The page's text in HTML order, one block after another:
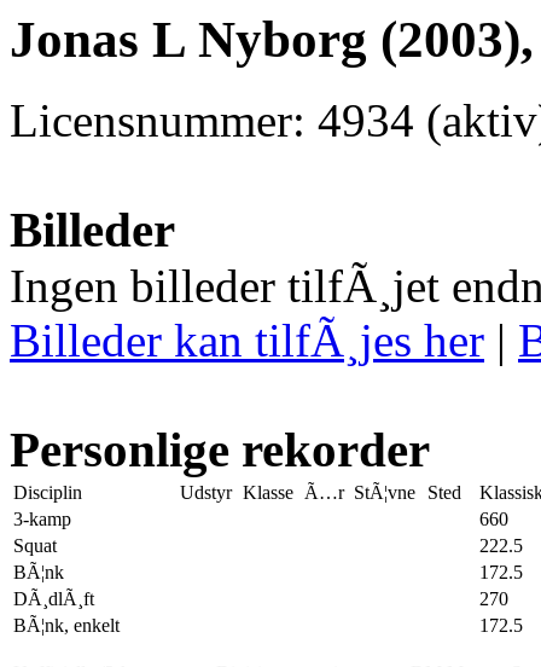
Jonas L Nyborg
Licensnummer: 4934
Billeder
Ingen billeder tilfÃ¸jet
Billeder kan tilfÃ¸jes her |
Personlige rekorder
Disciplin Udstyr Klasse Ã…r StÃ¦vne Sted
3-kamp
660
Squat
222.5
BÃ¦nk
172.5
DÃ¸dlÃ¸ft
270
BÃ¦nk, enkelt
172.5